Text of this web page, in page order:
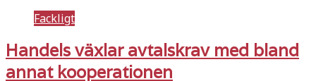
Fackligt
Handels växlar avtalskrav med bland
annat kooperationen